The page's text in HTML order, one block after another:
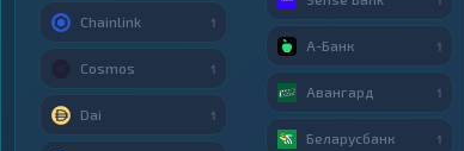
Chainlink 1
Cosmos 1
Dai 1
А-Банк 1
Авангард 1
Беларусбанк 1